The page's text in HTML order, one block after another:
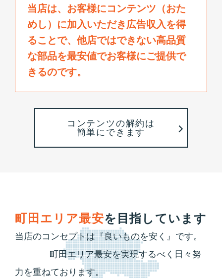
当店は、お客様にコンテンツ（おた
めし）に加入いただき広告収入を得
ることで、 他店ではできない高品質
な部品を最安値でお客様にご提供で
きるのです。
コンテンツの解約は
簡単にできます
町田エリア最安を目指しています
当店のコンセプトは『良いものを安く』です。
町田エリア最安を実現するべく日々努
力を重ねております。